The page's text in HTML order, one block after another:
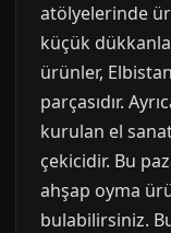
atölyelerinde
küçük
ürünler,
parçasıdır.
kurulan el
çekicidir. Bu
ahşap oyma
bulabilirsiniz.